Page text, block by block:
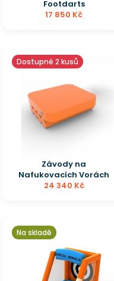
Footdarts
17 850 Kč
Dostupné 2 kusů
Závody na
Nafukovacích Vorách
24 340 Kč
Na skladě